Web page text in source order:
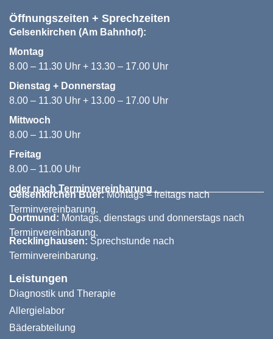
Öffnungszeiten + Sprechzeiten
Gelsenkirchen (Am Bahnhof):
Montag
8.00 – 11.30 Uhr + 13.30 – 17.00 Uhr
Dienstag + Donnerstag
8.00 – 11.30 Uhr + 13.00 – 17.00 Uhr
Mittwoch
8.00 – 11.30 Uhr
Freitag
8.00 – 11.00 Uhr
oder nach Terminvereinbarung
Gelsenkirchen Buer:Montags – freitags nach
Terminvereinbarung.
Dortmund: Montags, dienstags und donnerstags nach
Terminvereinbarung.
Recklinghausen: Sprechstunde nach
Terminvereinbarung.
Leistungen
Diagnostik und Therapie
Allergielabor
Bäderabteilung